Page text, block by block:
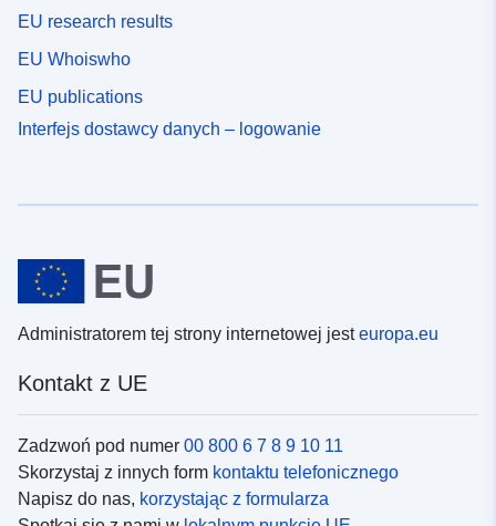
EU research results
EU Whoiswho
EU publications
Interfejs dostawcy danych – logowanie
Administratorem tej strony internetowej jesteuropa.eu
Kontakt z UE
Zadzwoń pod numer 00 800 6 7 8 9 10 11
Skorzystaj z innych form kontaktu telefonicznego
Napisz do nas, korzystając z formularza